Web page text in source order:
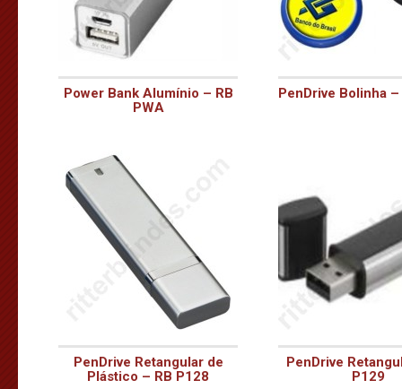
Power Bank Alumínio – RB
PWA
PenDrive Bolinha –
PenDrive Retangular de
Plástico – RB P128
PenDrive
P129